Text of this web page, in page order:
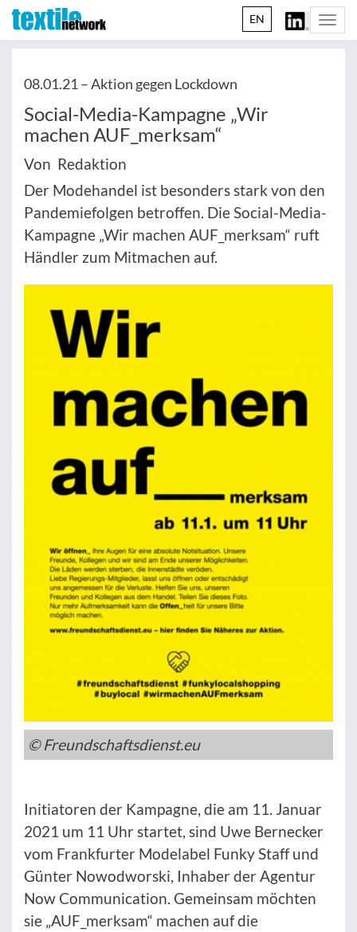
EN
08.01.21 –Aktion gegen Lockdown
Social-Media-Kampagne „Wir
machen AUF_merksam“
Von Redaktion
Der Modehandel ist besonders stark von den
Pandemiefolgen betroffen. Die Social-Media-
Kampagne „Wir machen AUF_merksam“ ruft
Händler zum Mitmachen auf.
© Freundschaftsdienst.eu
Initiatoren der Kampagne, die am 11. Januar
2021 um 11 Uhr startet, sind Uwe Bernecker
vom Frankfurter Modelabel Funky Staff und
Günter Nowodworski, Inhaber der Agentur
Now Communication. Gemeinsam möchten
sie „AUF_merksam“ machen auf die